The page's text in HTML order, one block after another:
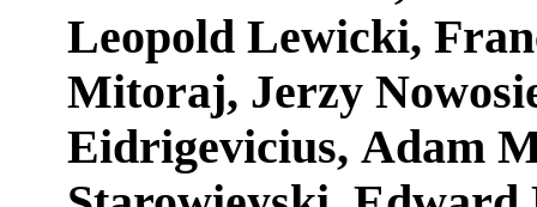
Leopold Lewicki,
Mitoraj, Jerzy
Eidrigevicius, Adam